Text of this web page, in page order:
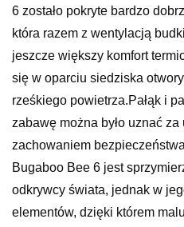
6 zostało pokryte bardzo
która razem z wentylacją
jeszcze większy komfort
się w oparciu siedziska
rześkiego powietrza.Pałąk i
zabawę można było uznać
zachowaniem
Bugaboo Bee 6 jest
odkrywcy świata, jednak w
elementów, dzięki którem